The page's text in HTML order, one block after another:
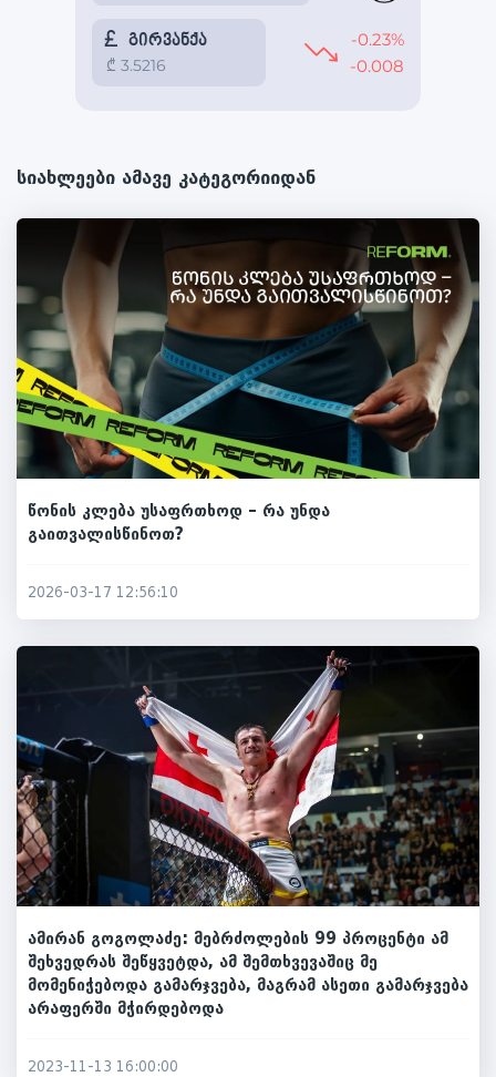
სიახლეები ამავე კატეგორიიდან
წონის კლება უსაფრთხოდ – რა უნდა
გაითვალისწინოთ?
2026-03-17 12:56:10
ამირან გოგოლაძე: მებრძოლების 99 პროცენტი ამ
შეხვედრას შეწყვეტდა, ამ შემთხვევაშიც მე
მომენიჭებოდა გამარჯვება, მაგრამ ასეთი გამარჯვება
არაფერში მჭირდებოდა
2023-11-13 16:00:00